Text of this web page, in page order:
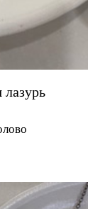
лазурь